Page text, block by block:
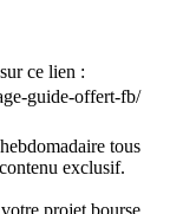
ce lien :
guide-offert-fb/
tous
exclusif.